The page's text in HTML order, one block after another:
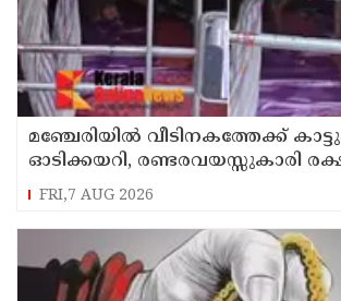
മഞ്ചേരിയിൽ വീടിനകത്തേക്ക്
ഓടിക്കയറി, രണ്ടരവയസ്സുകാരി
തലനാരിഴക്ക്
FRI,7 AUG 2026